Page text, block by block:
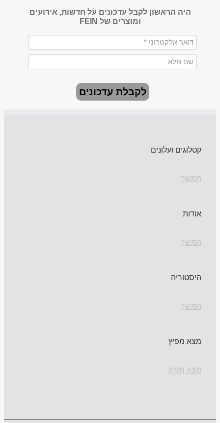
היה הראשון לקבל עדכונים על חדשות, אירועים
ומוצרים של FEIN
לקבלת עדכונים
קטלוגים ועלונים
המשך
אודות
המשך
היסטוריה
המשך
מצא מפיץ
מצא מפיץ